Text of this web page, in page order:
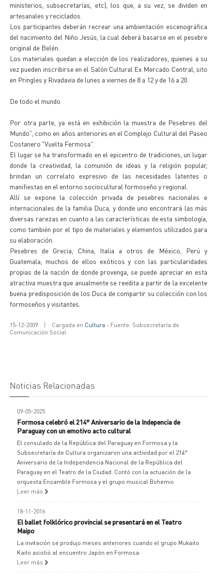
ministerios, subsecretarías, etc), los que, a su vez, se dividen en
artesanales y reciclados.
Los participantes deberán recrear una ambientación escenográfica
del nacimiento del Niño Jesús, la cual deberá basarse en el pesebre
original de Belén.
Los materiales quedan a elección de los realizadores, quienes a su
vez pueden inscribirse en el Salón Cultural Ex Mercado Central, sito
en Pringles y Rivadavia de lunes a viernes de 8 a 12 y de 16 a 20.
De todo el mundo
Por otra parte, ya está en exhibición la muestra de Pesebres del
Mundo", como en años anteriores en el Complejo Cultural del Paseo
Costanero "Vuelta Fermosa".
El lugar se ha transformado en el epicentro de tradiciones, un lugar
donde la creatividad, la comunión de ideas y la religión popular,
brindan un correlato expresivo de las necesidades latentes o
manifiestas en el entorno sociocultural formoseño y regional.
Allí se expone la colección privada de pesebres nacionales e
internacionales de la familia Duca, y donde uno encontrará las más
diversas rarezas en cuanto a las características de esta simbología,
como también por el tipo de materiales y elementos utilizados para
su elaboración.
Pesebres de Grecia, China, Italia a otros de México, Perú y
Guatemala, muchos de ellos exóticos y con las particularidades
propias de la nación de donde provenga, se puede apreciar en esta
atractiva muestra que anualmente se reedita a partir de la excelente
buena predisposición de los Duca de compartir su colección con los
formoseños y visitantes.
15-12-2009 | Cargada en Cultura - Fuente: Subsecretaría de
Comunicación Social
Noticias Relacionadas
09-05-2025
Formosa celebró el 214° Aniversario de la Indepencia de
Paraguay con un emotivo acto cultural
El consulado de la República del Paraguay en Formosa y la
Subsecretaría de Cultura organizaron una actividad por el 214°
Aniversario de la Independencia Nacional de la República del
Paraguay en el Teatro de la Ciudad. Contó con la actuación de la
orquesta Ensamble Formosa y el grupo musical Bohemio
Leer más
18-11-2016
El ballet folklórico provincial se presentará en el Teatro
Maipo
La invitación se produjo meses anteriores cuando el grupo Mukaito
Kaito asistió al encuentro Japón en Formosa.
Leer más